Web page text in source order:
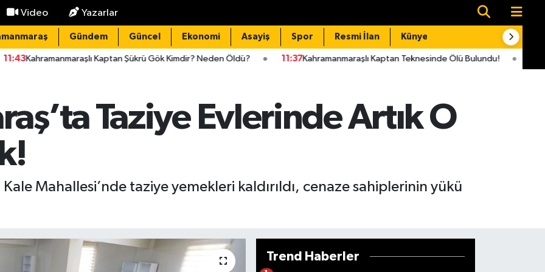
Video Yazarlar
Gündem Güncel Ekonomi Asayiş Spor Resmi İlan Künye
Kaptan Şükrü Gök Kimdir? Neden Öldü? 11:37Kahramanmaraşlı Kaptan Teknesinde Ölü Bulundu! 11:33
Taziye Evlerinde Artık O
Mahallesi’nde taziye yemekleri kaldırıldı, cenaze sahiplerinin yükü
Trend Haberler